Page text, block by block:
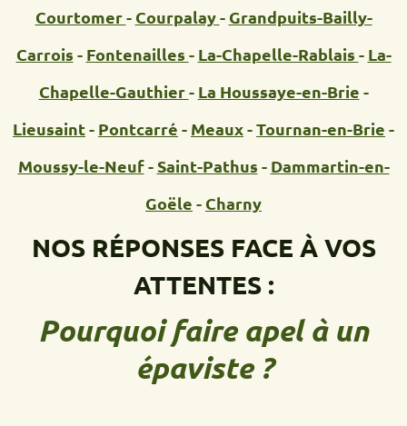
Courtomer- Courpalay- Grandpuits-Bailly-
Carrois - Fontenailles - La-Chapelle-Rablais - La-
Chapelle-Gauthier- La Houssaye-en-Brie -
Lieusaint- Pontcarré - Meaux-Tournan-en-Brie -
Moussy-le-Neuf-Saint-Pathus - Dammartin-en-
Goële - Charny
NOS RÉPONSES FACE À VOS
ATTENTES :
Pourquoi faire apel à un
épaviste ?